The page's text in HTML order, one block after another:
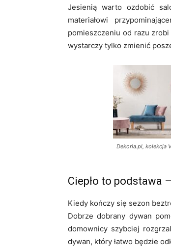
Jesienią warto ozdobić
materiałowi
pomieszczeniu od razu
wystarczy tylko zmienić
Dekoria.pl, kolekcja
Ciepło to podstawa
Kiedy kończy się sezon
Dobrze dobrany dywan
domownicy szybciej
dywan, który łatwo będzie